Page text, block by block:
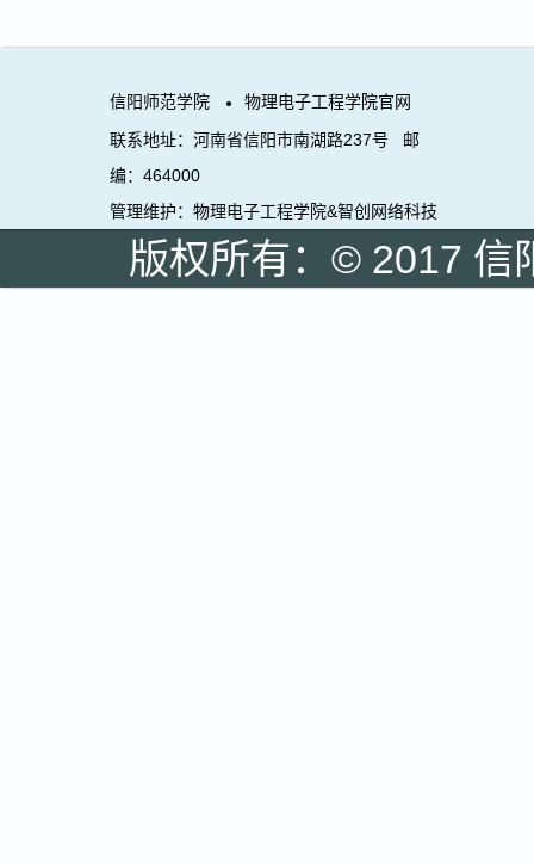
信阳师范学院 ●
物理电子工程学院官网
联系地址：河南省信阳市南湖路237号 邮
编：464000
管理维护：物理电子工程学院&智创网络科技
版权所有：© 2017 信